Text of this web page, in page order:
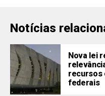
Notícias
Nova lei
recursos
federais